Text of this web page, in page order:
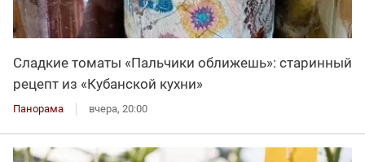
Сладкие томаты «Пальчики оближешь»: старинный
рецепт из «Кубанской кухни»
Панорама вчера, 20:00